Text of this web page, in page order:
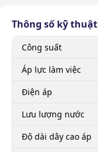
Thông số kỹ thuật
Công suất
Áp lực làm việc
Điện áp
Lưu lượng nước
Độ dài dây cao áp